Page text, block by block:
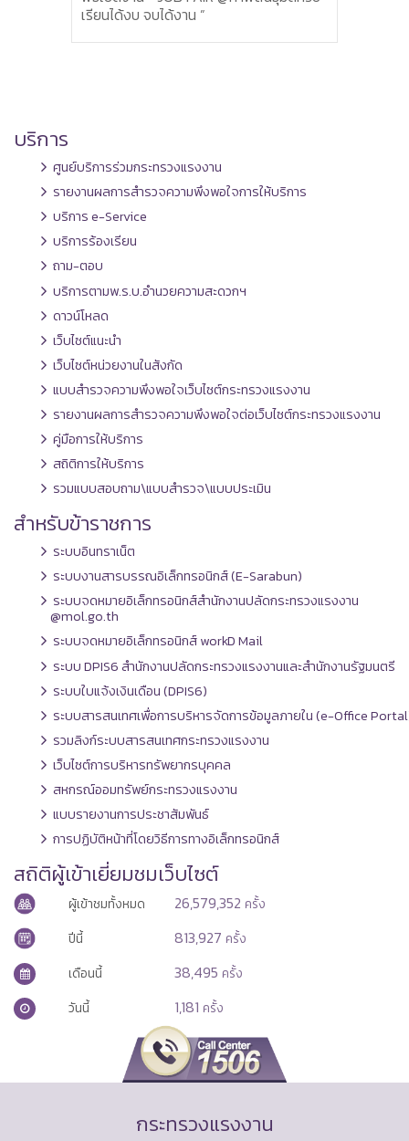
พัฒนาและแก้ไขปัญหาทางเศรษฐกิจจังหวัด
บริการ
ศูนย์บริการร่วมกระทรวงแรงงาน
รายงานผลการสำรวจความพึงพอใจการให้บริการ
บริการ e-Service
บริการร้องเรียน
ถาม-ตอบ
บริการตามพ.ร.บ.อำนวยความสะดวกฯ
ดาวน์โหลด
เว็บไซต์แนะนำ
เว็บไซต์หน่วยงานในสังกัด
แบบสำรวจความพึงพอใจเว็บไซต์กระทรวงแรงงาน
รายงานผลการสำรวจความพึงพอใจต่อเว็บไซต์กระทรวงแรงงาน
คู่มือการให้บริการ
สถิติการให้บริการ
รวมแบบสอบถาม\แบบสำรวจ\แบบประเมิน
สำหรับข้าราชการ
ระบบอินทราเน็ต
ระบบงานสารบรรณอิเล็กทรอนิกส์ (E-Sarabun)
ระบบจดหมายอิเล็กทรอนิกส์สำนักงานปลัดกระทรวงแรงงาน
@mol.go.th
ระบบจดหมายอิเล็กทรอนิกส์ workD Mail
ระบบ DPIS6 สำนักงานปลัดกระทรวงแรงงานและสำนักงานรัฐมนตรี
ระบบใบแจ้งเงินเดือน (DPIS6)
ระบบสารสนเทศเพื่อการบริหารจัดการข้อมูลภายใน (e-Office
รวมลิงก์ระบบสารสนเทศกระทรวงแรงงาน
เว็บไซต์การบริหารทรัพยากรบุคคล
สหกรณ์ออมทรัพย์กระทรวงแรงงาน
แบบรายงานการประชาสัมพันธ์
การปฏิบัติหน้าที่โดยวิธีการทางอิเล็กทรอนิกส์
สถิติผู้เข้าเยี่ยมชมเว็บไซต์
ผู้เข้าชมทั้งหมด 26,579,352 ครั้ง
ปีนี้
813,927 ครั้ง
เดือนนี้
38,495 ครั้ง
วันนี้
1,181 ครั้ง
กระทรวงแรงงาน